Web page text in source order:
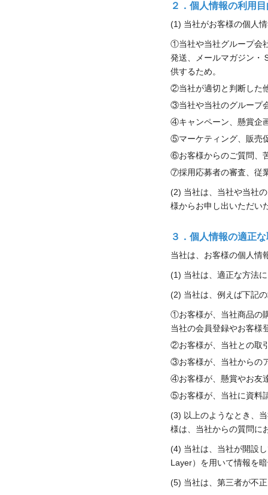
２．個人情報の利用
(1) 当社がお客様の個人
①当社や当社グループ会
発送、メールマガジン・
供するため。
②当社が適切と判断した
③当社や当社のグループ
④キャンペーン、懸賞企
⑤マーケティング、販売
⑥お客様からのご質問、
⑦採用応募者の審査、従
(2) 当社は、当社や当社
様からお申し出いただい
３．個人情報の適正
当社は、お客様の個人情
(1) 当社は、適正な方法
(2) 当社は、例えば下記
①お客様が、当社商品の
当社の会員登録やお客様
②お客様が、当社との取
③お客様が、当社からの
④お客様が、懸賞やお友
⑤お客様が、当社に資料
(3) 以上のようなとき、
様は、当社からの質問に
(4) 当社は、当社が開設
Layer）を用いて情報を
(5) 当社は、第三者が不